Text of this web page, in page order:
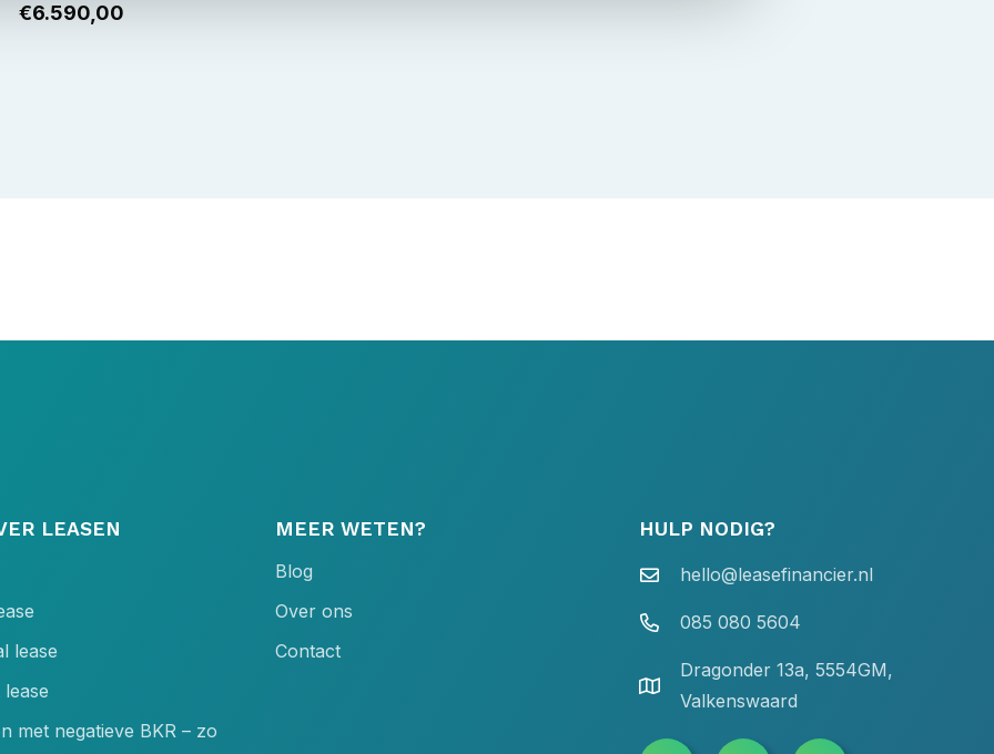
€6.590,00
LEASEN
lease
met negatieve BKR – zo
MEER WETEN?
Blog
Over ons
Contact
HULP NODIG?
hello@leasefinancier.nl
085 080 5604
Dragonder 13a, 5554GM,
Valkenswaard